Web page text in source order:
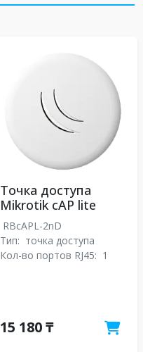
Точка доступа
Mikrotik cAP lite
RBcAPL-2nD
Тип: точка доступа
Кол-во портов RJ45: 1
15 180 ₸